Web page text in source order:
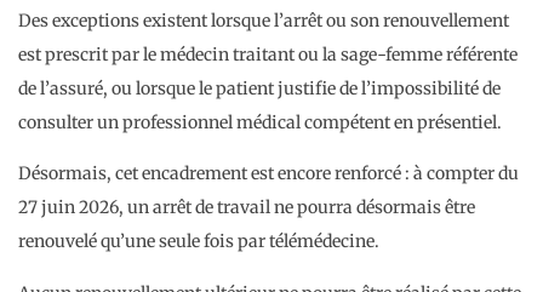
Des exceptions existent lorsque l’arrêt ou son renouvellement
est prescrit par le médecin traitant ou la sage-femme référente
de l’assuré, ou lorsque le patient justifie de l’impossibilité de
consulter un professionnel médical compétent en présentiel.
Désormais, cet encadrement est encore renforcé : à compter du
27 juin 2026, un arrêt de travail ne pourra désormais être
renouvelé qu’une seule fois par télémédecine.